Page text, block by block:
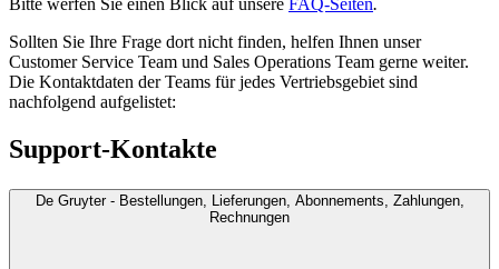
Bitte werfen Sie einen Blick auf unsere FAQ-Seiten.
Sollten Sie Ihre Frage dort nicht finden, helfen Ihnen unser
Customer Service Team und Sales Operations Team gerne weiter.
Die Kontaktdaten der Teams für jedes Vertriebsgebiet sind
nachfolgend aufgelistet:
Support-Kontakte
De Gruyter - Bestellungen, Lieferungen, Abonnements, Zahlungen,
Rechnungen